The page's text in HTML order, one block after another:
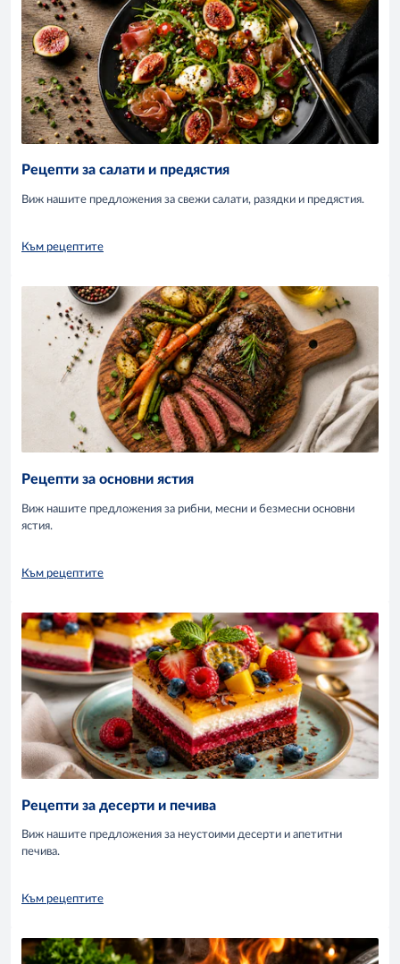
Рецепти за салати и предястия
Виж нашите предложения за свежи салати, разядки и предястия.
Към рецептите
Рецепти за основни ястия
Виж нашите предложения за рибни, месни и безмесни основни
ястия.
Към рецептите
Рецепти за десерти и печива
Виж нашите предложения за неустоими десерти и апетитни
печива.
Към рецептите